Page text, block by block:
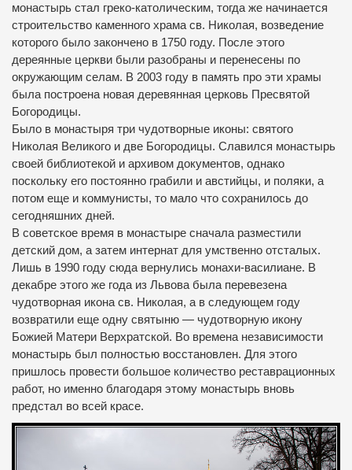
монастырь стал греко-католическим, тогда же начинается
строительство каменного храма св. Николая, возведение
которого было закончено в 1750 году. После этого
дереянные церкви были разобраны и перенесены по
окружающим селам. В 2003 году в память про эти храмы
была построена новая деревянная церковь Пресвятой
Богородицы.
Было в монастыря три чудотворные иконы: святого
Николая Великого и две Богородицы. Славился монастырь
своей библиотекой и архивом документов, однако
поскольку его постоянно грабили и австийцы, и поляки, а
потом еще и коммунисты, то мало что сохранилось до
сегодняшних дней.
В советское время в монастыре сначала разместили
детский дом, а затем интернат для умственно отсталых.
Лишь в 1990 году сюда вернулись монахи-василиане. В
декабре этого же года из Львова была перевезена
чудотворная икона св. Николая, а в следующем году
возвратили еще одну святыню — чудотворную икону
Божией Матери Верхратской. Во времена независимости
монастырь был полностью восстановлен. Для этого
пришлось провести большое количество реставрационных
работ, но именно благодаря этому монастырь вновь
предстал во всей красе.